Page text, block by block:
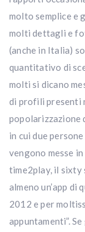
molto semplice e
molti dettagli e
(anche in Italia)
quantitativo di
molti si dicano
di profili presenti
popolarizzazione
in cui due
vengono messe
time2play, il sixty
almeno un’app di
2012 e per
appuntamenti”.